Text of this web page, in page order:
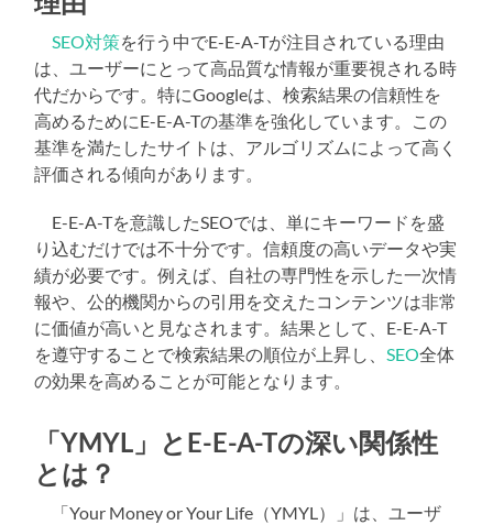
SEO対策を行う中でE-E-A-Tが注目されている理由
は、ユーザーにとって高品質な情報が重要視される時
代だからです。特にGoogleは、検索結果の信頼性を
高めるためにE-E-A-Tの基準を強化しています。この
基準を満たしたサイトは、アルゴリズムによって高く
評価される傾向があります。
E-E-A-Tを意識したSEOでは、単にキーワードを盛
り込むだけでは不十分です。信頼度の高いデータや実
績が必要です。例えば、自社の専門性を示した一次情
報や、公的機関からの引用を交えたコンテンツは非常
に価値が高いと見なされます。結果として、E-E-A-T
を遵守することで検索結果の順位が上昇し、SEO全体
の効果を高めることが可能となります。
「YMYL」とE-E-A-Tの深い関係性
とは？
「Your Money or Your Life（YMYL）」は、ユーザ